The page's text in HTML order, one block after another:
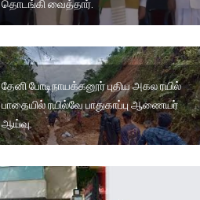
தொடங்கி வைத்தார்.
தேனி போடிநாயக்கனூர் புதிய அகல ரயில்
பாதையில் ரயில்வே பாதுகாப்பு ஆணையர்
ஆய்வு.